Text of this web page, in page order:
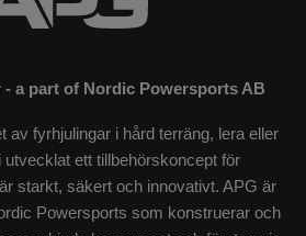
- a part of Nordic Powersports AB
av fyrhjulingar i hård terräng, lera eller
utvecklat ett tillbehörskoncept för
starkt, säkert och innovativt. APG är
Powersports som konstruerar och